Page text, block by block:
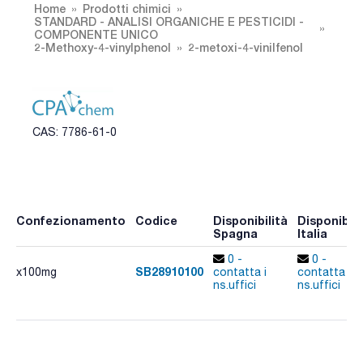
Home
Prodotti chimici
STANDARD - ANALISI ORGANICHE E PESTICIDI -
COMPONENTE UNICO
2-Methoxy-4-vinylphenol
2-metoxi-4-vinilfenol
CAS: 7786-61-0
Confezionamento Codice
Disponibilità
Spagna
Italia
x100mg SB28910100
0 -
contatta i
ns.uffici
0 -
contatta i
ns.uffici